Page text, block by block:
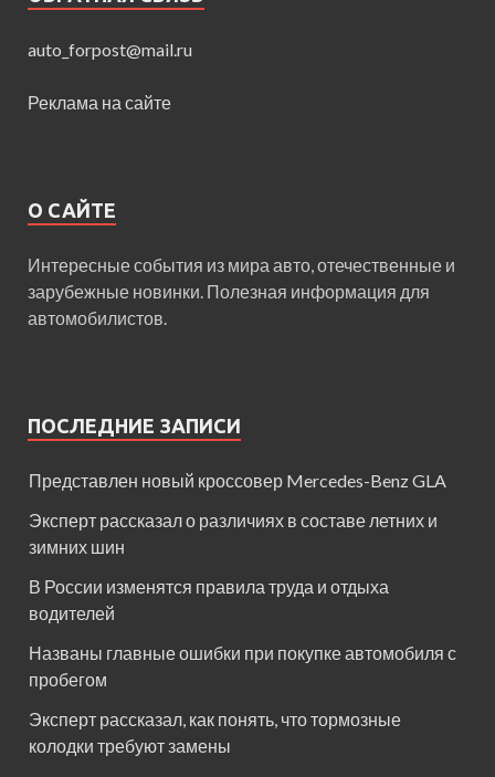
auto_forpost@mail.ru
Реклама на сайте
О САЙТЕ
Интересные события из мира авто, отечественные и
зарубежные новинки. Полезная информация для
автомобилистов.
ПОСЛЕДНИЕ ЗАПИСИ
Представлен новый кроссовер Mercedes-Benz GLA
Эксперт рассказал о различиях в составе летних и
зимних шин
В России изменятся правила труда и отдыха
водителей
Названы главные ошибки при покупке автомобиля с
пробегом
Эксперт рассказал, как понять, что тормозные
колодки требуют замены